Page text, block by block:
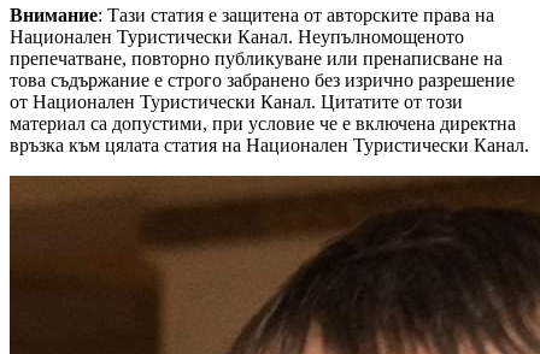
Внимание: Тази статия е защитена от авторските права на
Национален Туристически Канал. Неупълномощеното
препечатване, повторно публикуване или пренаписване на
това съдържание е строго забранено без изрично разрешение
от Национален Туристически Канал. Цитатите от този
материал са допустими, при условие че е включена директна
връзка към цялата статия на Национален Туристически Канал.